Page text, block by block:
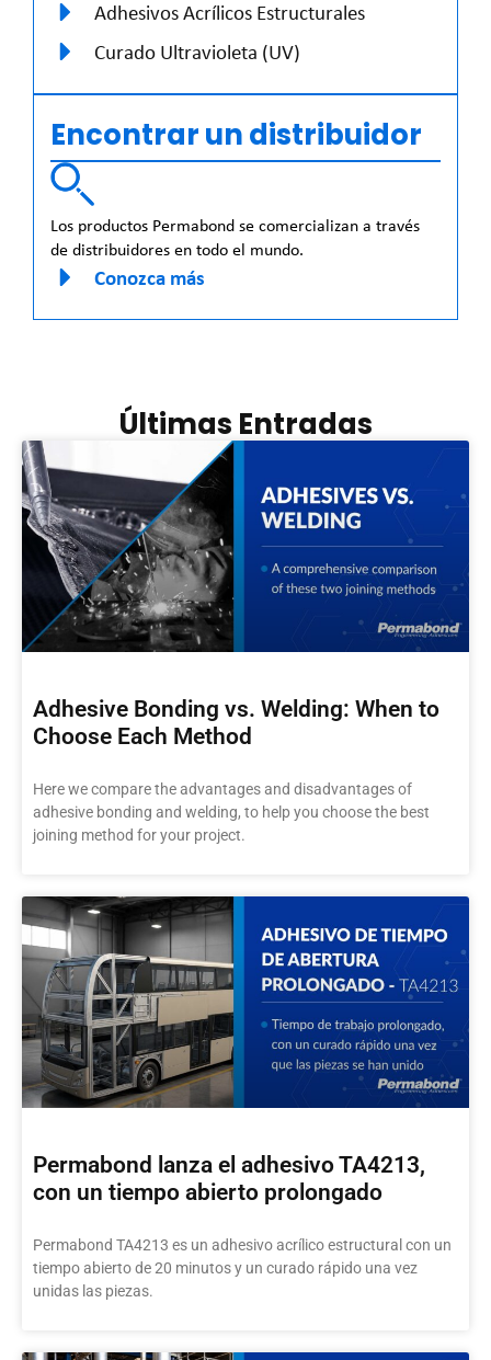
Adhesivos Acrílicos Estructurales
Curado Ultravioleta (UV)
Encontrar un distribuidor
Los productos Permabond se comercializan a través
de distribuidores en todo el mundo.
Conozca más
Últimas Entradas
Adhesive Bonding vs. Welding: When to
Choose Each Method
Here we compare the advantages and disadvantages of
adhesive bonding and welding, to help you choose the best
joining method for your project.
Permabond lanza el adhesivo TA4213,
con un tiempo abierto prolongado
Permabond TA4213 es un adhesivo acrílico estructural con un
tiempo abierto de 20 minutos y un curado rápido una vez
unidas las piezas.